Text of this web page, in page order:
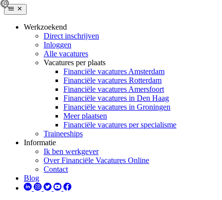
Werkzoekend
Direct inschrijven
Inloggen
Alle vacatures
Vacatures per plaats
Financiële vacatures Amsterdam
Financiële vacatures Rotterdam
Financiële vacatures Amersfoort
Financiële vacatures in Den Haag
Financiële vacatures in Groningen
Meer plaatsen
Financiële vacatures per specialisme
Traineeships
Informatie
Ik ben werkgever
Over Financiële Vacatures Online
Contact
Blog